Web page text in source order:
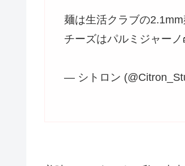
麺は生活クラブの2.1mm
チーズはパルミジャーノ
— シトロン